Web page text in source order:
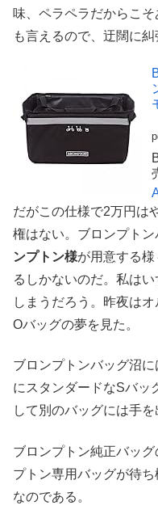
味、ペラペラだからこ
も言えるので、迂闊に糾
だがこの仕様で2万円は
権はない。ブロンプトン
ンプトン様が用意する
るしかないのだ。私は
しまうだろう。昨夜は
Oバッグの夢を見た。
ブロンプトンバッグ沼
にスタンダードなSバッ
して別のバッグには手を
ブロンプトン純正バッ
プトン専用バッグが待
なのである。